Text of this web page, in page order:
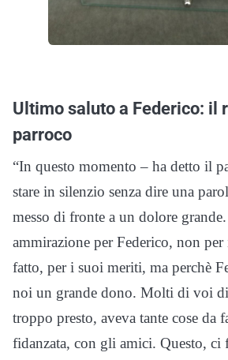
Ultimo saluto a Federico: il
parroco
“In questo momento – ha detto il
stare in silenzio senza dire una
messo di fronte a un dolore
ammirazione per Federico, non per
fatto, per i suoi meriti, ma perchè
noi un grande dono. Molti di voi
troppo presto, aveva tante cose da
fidanzata, con gli amici. Questo, ci